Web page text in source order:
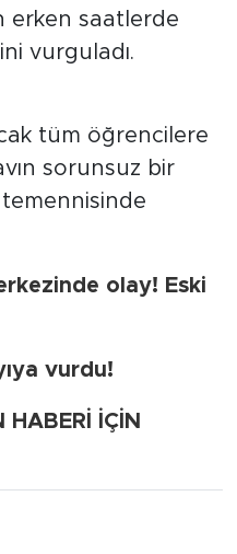
erken saatlerde
vurguladı.
tüm öğrencilere
sorunsuz bir
olay! Eski
vurdu!
İÇİN